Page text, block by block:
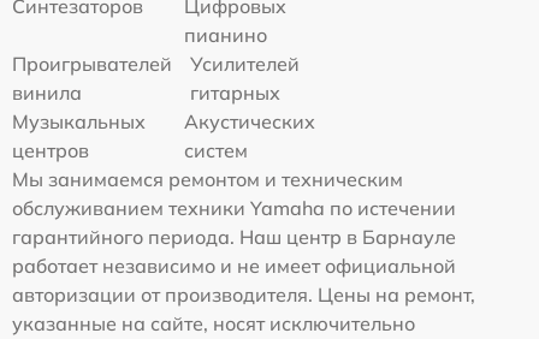
Синтезаторов
Цифровых
пианино
Проигрывателей
винила
Усилителей
гитарных
Музыкальных
центров
Акустических
систем
Мы занимаемся ремонтом и техническим
обслуживанием техники Yamaha по истечении
гарантийного периода. Наш центр в Барнауле
работает независимо и не имеет официальной
авторизации от производителя. Цены на ремонт,
указанные на сайте, носят исключительно